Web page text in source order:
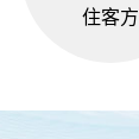
住客方